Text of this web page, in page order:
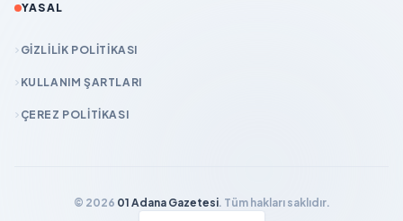
YASAL
GIZLILIK POLITIKASI
KULLANIM ŞARTLARI
ÇEREZ POLITIKASI
© 2026 01 Adana Gazetesi. Tüm hakları saklıdır.